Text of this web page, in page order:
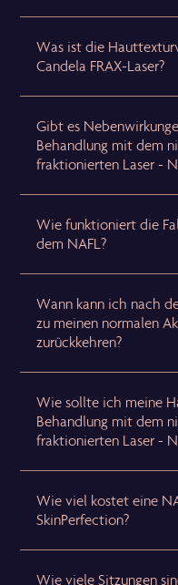
Was ist die
Candela FRAX-Laser?
Gibt es
Behandlung mit dem
fraktionierten Laser -
Wie funktioniert die
dem NAFL?
Wann kann ich nach
zu meinen normalen
zurückkehren?
Wie sollte ich meine
Behandlung mit dem
fraktionierten Laser -
Wie viel kostet eine
SkinPerfection?
Wie viele Sitzungen